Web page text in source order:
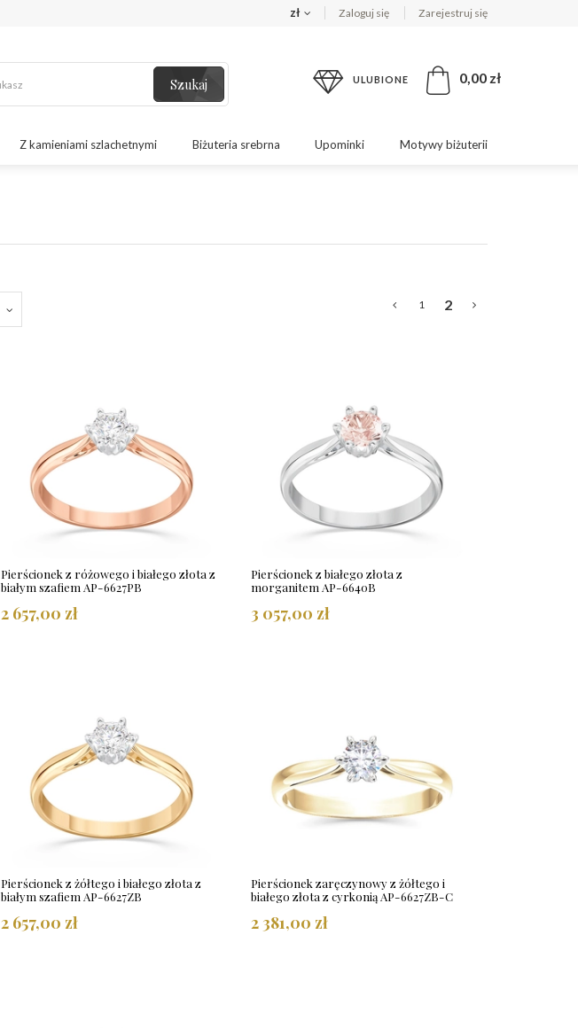
zł Zaloguj się Zarejestruj się
Szukaj ULUBIONE 0,00 zł
Z kamieniami szlachetnymi Biżuteria srebrna Upominki Motywy biżuterii
1 2
Pierścionek z różowego i białego złota z
białym szafiem AP-6627PB
2 657,00 zł
Pierścionek z białego złota z
morganitem AP-6640B
3 057,00 zł
Pierścionek z żółtego i białego złota z
białym szafiem AP-6627ZB
2 657,00 zł
Pierścionek zaręczynowy z żółtego i
białego złota z cyrkonią AP-6627ZB-C
2 381,00 zł